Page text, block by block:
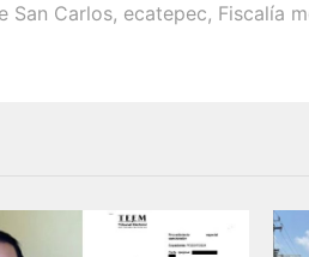
San Carlos, ecatepec, Fiscalía